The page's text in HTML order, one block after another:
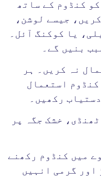
کنڈوم کے ساتھ
جیسے لوشن،
یا کوکنگ آئل۔
بنیں گے۔
نہ کریں۔ ہر
استعمال
رکھیں۔
خشک جگہ پر
میں کنڈوم رکھنے
اور گرمی انہیں